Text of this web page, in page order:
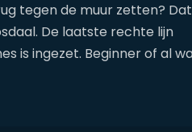
tegen de muur zetten? Dat
De laatste rechte lijn
is ingezet. Beginner of al